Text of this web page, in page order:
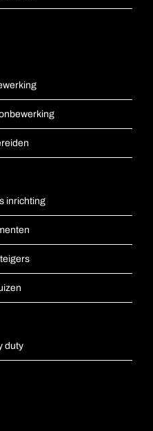
inrichting
duty